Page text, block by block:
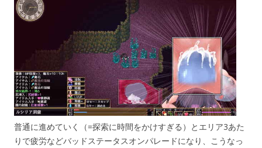
普通に進めていく（=探索に時間をかけすぎる）とエリア3あた
りで疲労などバッドステータスオンパレードになり、こうなっ